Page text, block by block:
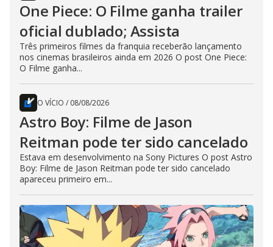
One Piece: O Filme ganha trailer
oficial dublado; Assista
Três primeiros filmes da franquia receberão lançamento
nos cinemas brasileiros ainda em 2026 O post One Piece:
O Filme ganha...
O VÍCIO / 08/08/2026
Astro Boy: Filme de Jason
Reitman pode ter sido cancelado
Estava em desenvolvimento na Sony Pictures O post Astro
Boy: Filme de Jason Reitman pode ter sido cancelado
apareceu primeiro em...